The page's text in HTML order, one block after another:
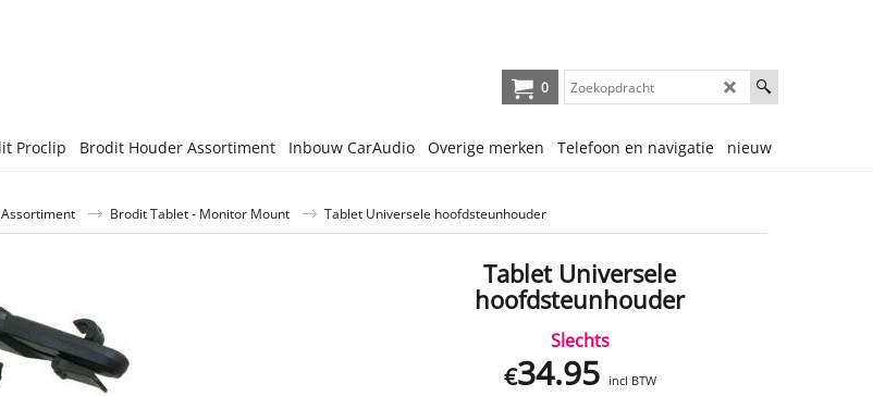
0
Proclip Brodit Houder Assortiment Inbouw CarAudio Overige merken Telefoon en navigatie nieuw
Brodit Tablet - Monitor Mount Tablet Universele hoofdsteunhouder
Tablet Universele
hoofdsteunhouder
Slechts
€34.95 incl BTW